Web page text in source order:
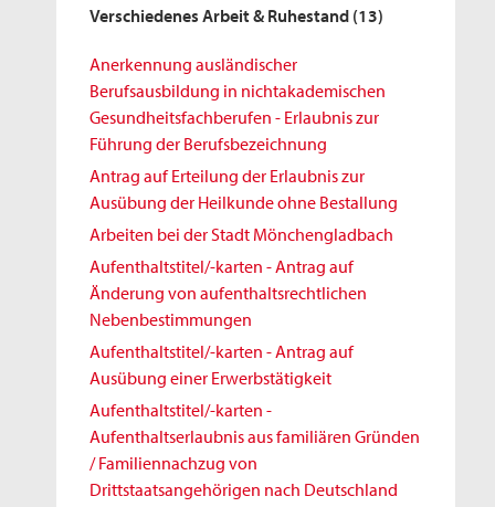
Verschiedenes Arbeit & Ruhestand (13)
Anerkennung ausländischer
Berufsausbildung in nichtakademischen
Gesundheitsfachberufen - Erlaubnis zur
Führung der Berufsbezeichnung
Antrag auf Erteilung der Erlaubnis zur
Ausübung der Heilkunde ohne Bestallung
Arbeiten bei der Stadt Mönchengladbach
Aufenthaltstitel/-karten - Antrag auf
Änderung von aufenthaltsrechtlichen
Nebenbestimmungen
Aufenthaltstitel/-karten - Antrag auf
Ausübung einer Erwerbstätigkeit
Aufenthaltstitel/-karten -
Aufenthaltserlaubnis aus familiären Gründen
/ Familiennachzug von
Drittstaatsangehörigen nach Deutschland